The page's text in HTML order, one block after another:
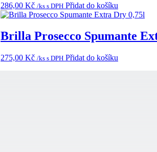
286,00 Kč /ks s DPH Přidat do košíku
Brilla Prosecco Spumante
275,00 Kč /ks s DPH Přidat do košíku